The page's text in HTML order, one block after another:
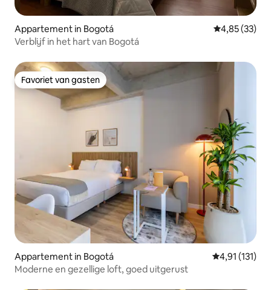
Appartement in Bogotá Gemiddelde
4,85 (33)
Verblijf in het hart van Bogotá
Favoriet van gasten
Favoriet van gasten
Appartement in Bogotá Gemiddelde
4,91 (131)
Moderne en gezellige loft, goed uitgerust